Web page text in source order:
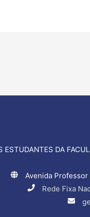
ESTUDANTES DA
Avenida
Rede Fixa